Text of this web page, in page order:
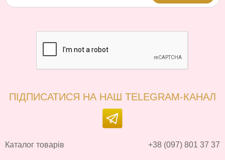
ПІДПИСАТИСЯ НА НАШ TELEGRAM-КАНАЛ
Каталог товарів +38 (097) 801 37 37